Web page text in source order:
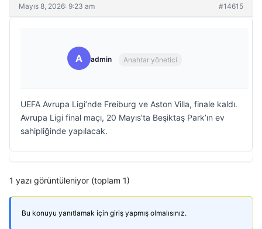
Mayıs 8, 2026: 9:23 am #14615
A admin Anahtar yönetici
UEFA Avrupa Ligi’nde Freiburg ve Aston Villa, finale kaldı.
Avrupa Ligi final maçı, 20 Mayıs’ta Beşiktaş Park’ın ev
sahipliğinde yapılacak.
1 yazı görüntüleniyor (toplam 1)
Bu konuyu yanıtlamak için giriş yapmış olmalısınız.